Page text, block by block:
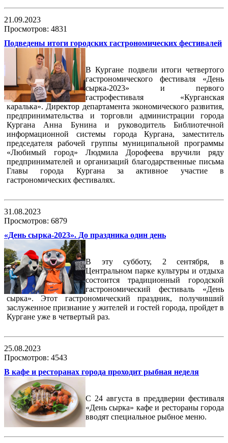
21.09.2023
Просмотров: 4831
Подведены итоги городских гастрономических фестивалей
В Кургане подвели итоги четвертого
гастрономического фестиваля «День
сырка-2023» и первого
гастрофестиваля «Курганская
каралька». Директор департамента экономического развития,
предпринимательства и торговли администрации города
Кургана Анна Бунина и руководитель Библиотечной
информационной системы города Кургана, заместитель
председателя рабочей группы муниципальной программы
«Любимый город» Людмила Дорофеева вручили ряду
предпринимателей и организаций благодарственные письма
Главы города Кургана за активное участие в
гастрономических фестивалях.
31.08.2023
Просмотров: 6879
«День сырка-2023». До праздника один день
В эту субботу, 2 сентября, в
Центральном парке культуры и отдыха
состоится традиционный городской
гастрономический фестиваль «День
сырка». Этот гастрономический праздник, получивший
заслуженное признание у жителей и гостей города, пройдет в
Кургане уже в четвертый раз.
25.08.2023
Просмотров: 4543
В кафе и ресторанах города проходит рыбная неделя
С 24 августа в преддверии фестиваля
«День сырка» кафе и рестораны города
вводят специальное рыбное меню.